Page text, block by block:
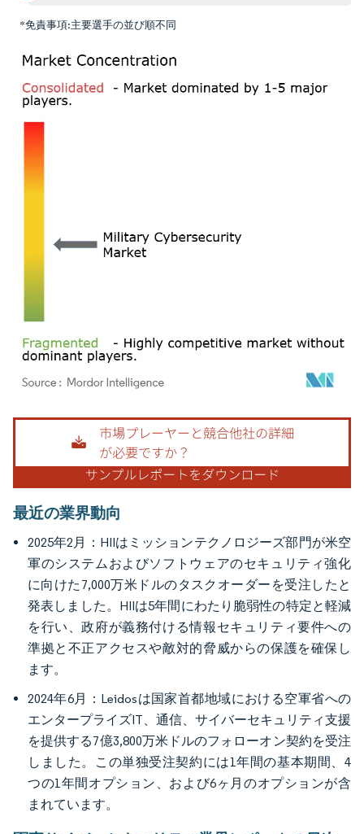
*免責事項:主要選手の並び順不同
画像 © Mordor Intelligence。再利用にはCC BY 4.0の表示が必要です。
最近の業界動向
2025年2月：HIIはミッションテクノロジーズ部門が米空
軍のシステムおよびソフトウェアのセキュリティ強化
に向けた7,000万米ドルのタスクオーダーを受注したと
発表しました。HIIは5年間にわたり脆弱性の特定と軽減
を行い、政府が義務付ける情報セキュリティ要件への
準拠と不正アクセスや敵対的脅威からの保護を確保し
ます。
2024年6月：Leidosは国家首都地域における空軍省への
エンタープライズIT、通信、サイバーセキュリティ支援
を提供する7億3,800万米ドルのフォローオン契約を受注
しました。この単独受注契約には1年間の基本期間、4
つの1年間オプション、および6ヶ月のオプションが含
まれています。